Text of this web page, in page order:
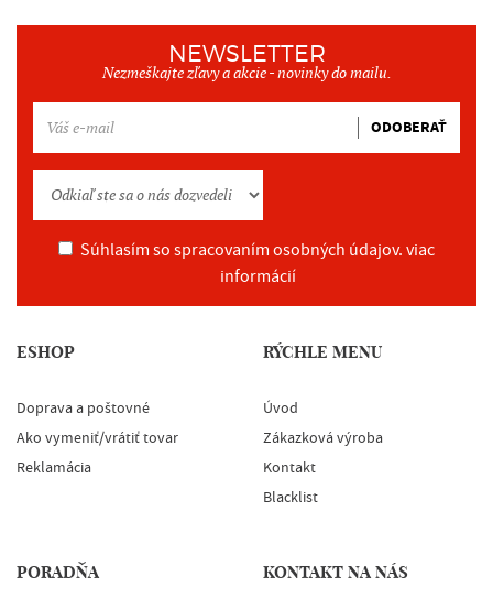
NEWSLETTER
Nezmeškajte zľavy a akcie - novinky do mailu.
ODOBERAŤ
Súhlasím so spracovaním osobných údajov. viac
informácií
ESHOP
Doprava a poštovné
Ako vymeniť/vrátiť tovar
Reklamácia
RÝCHLE MENU
Úvod
Zákazková výroba
Kontakt
Blacklist
PORADŇA KONTAKT NA NÁS